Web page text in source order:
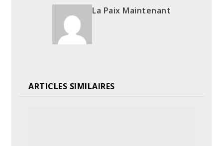
La Paix Maintenant
ARTICLES SIMILAIRES